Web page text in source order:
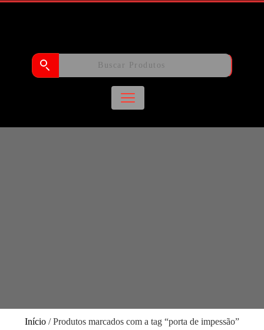
Início / Produtos marcados com a tag “porta de impessão”